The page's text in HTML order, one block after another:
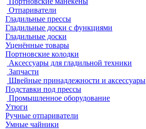
Отпариватели
Гладильные прессы
Гладильные доски с функциями
Гладильные доски
Уценённые товары
Портновские колодки
Аксессуары для гладильной техники
Запчасти
Швейные принадлежности и аксессуары
Подставки под прессы
Промышленное оборудование
Утюги
Ручные отпариватели
Умные чайники